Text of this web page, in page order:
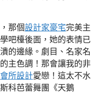
那個設計家豪宅完美主
吧檯後面，她的表情已
的邊緣。劇目、名家名
主色調！那會讓我的非
會所設計愛戀！這太不水
科芭蕾舞團《天鵝